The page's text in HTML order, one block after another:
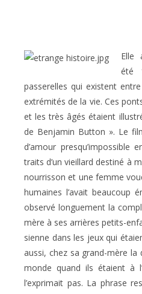
Elle
été
passerelles qui existent
extrémités de la vie. Ces
et les très âgés étaient
de Benjamin Button ». Le
d’amour
traits d’un vieillard destiné à
nourrisson et une femme
humaines l’avait beaucoup
observé longuement la
mère à ses arrières petits-
sienne dans les jeux qui
aussi, chez sa grand-mère la
monde quand ils étaient à
l’exprimait pas. La phrase